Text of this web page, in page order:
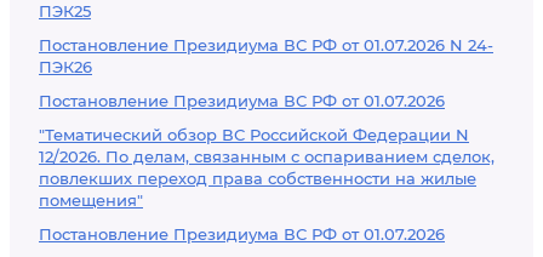
ПЭК25
Постановление Президиума ВС РФ от 01.07.2026 N 24-
ПЭК26
Постановление Президиума ВС РФ от 01.07.2026
"Тематический обзор ВС Российской Федерации N
12/2026. По делам, связанным с оспариванием сделок,
повлекших переход права собственности на жилые
помещения"
Постановление Президиума ВС РФ от 01.07.2026